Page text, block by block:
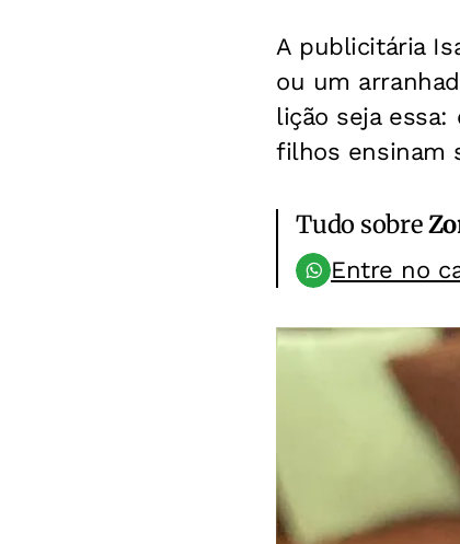
A publicitária
ou um
lição seja
filhos ensinam
Tudo sobre
Entre no